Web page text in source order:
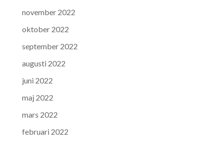
november 2022
oktober 2022
september 2022
augusti 2022
juni 2022
maj 2022
mars 2022
februari 2022